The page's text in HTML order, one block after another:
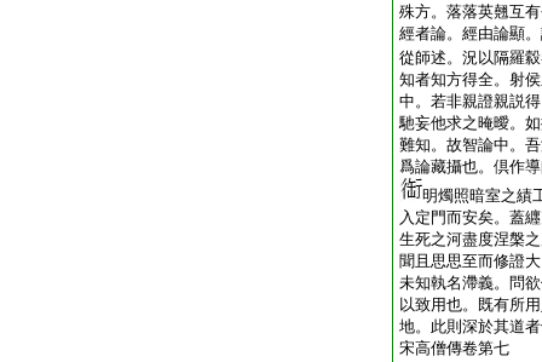
殊方。落落英翹互
經者論。經由論顯
從師述。況以隔羅
知者知方得全。射
中。若非親證親説
馳妄他求之晻曖。
難知。故智論中。
爲論藏攝也。倶作
明燭照暗室之績
入定門而安矣。蓋
生死之河盡度涅槃
聞且思思至而修證
未知執名滯義。問
以致用也。既有所
地。此則深於其道
宋高僧傳卷第七